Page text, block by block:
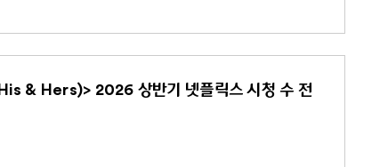
& Hers)> 2026 상반기 넷플릭스 시청 수 전